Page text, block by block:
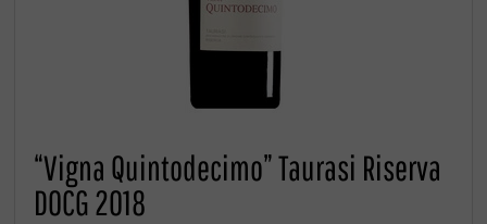
“Vigna Quintodecimo” Taurasi Riserva
DOCG 2018